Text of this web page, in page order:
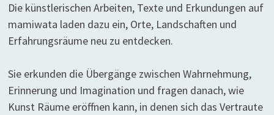
Die künstlerischen Arbeiten, Texte und Erkundungen auf
mamiwata laden dazu ein, Orte, Landschaften und
Erfahrungsräume neu zu entdecken.
Sie erkunden die Übergänge zwischen Wahrnehmung,
Erinnerung und Imagination und fragen danach, wie
Kunst Räume eröffnen kann, in denen sich das Vertraute